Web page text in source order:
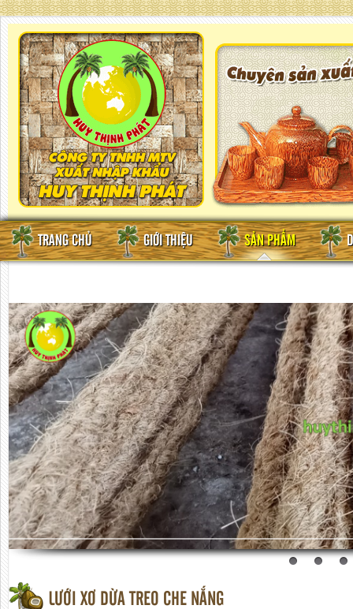
TRANG CHỦ GIỚI THIỆU SẢN PHẨM
LƯỚI XƠ DỪA TREO CHE NẮNG